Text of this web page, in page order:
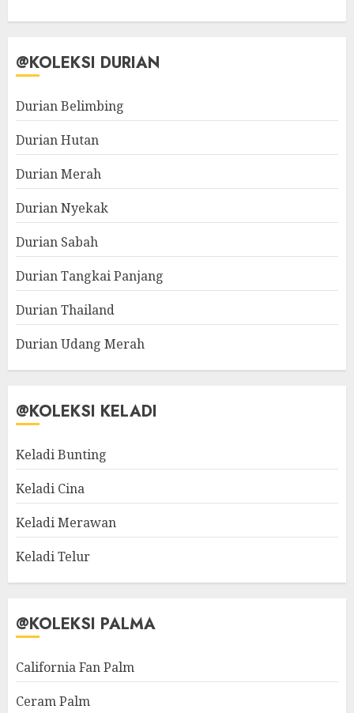
@KOLEKSI DURIAN
Durian Belimbing
Durian Hutan
Durian Merah
Durian Nyekak
Durian Sabah
Durian Tangkai Panjang
Durian Thailand
Durian Udang Merah
@KOLEKSI KELADI
Keladi Bunting
Keladi Cina
Keladi Merawan
Keladi Telur
@KOLEKSI PALMA
California Fan Palm
Ceram Palm